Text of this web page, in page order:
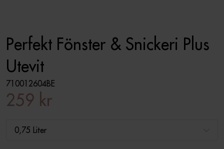
Perfekt Fönster & Snickeri Plus
Utevit
710012604BE
259 kr
0,75 Liter